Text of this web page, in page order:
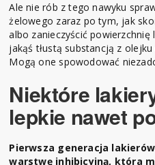
Ale nie rób z tego nawyku
żelowego zaraz po tym, jak
albo zanieczyścić
jakąś tłustą substancją z
Mogą one spowodować
Niektóre
lepkie nawet
Pierwsza generacja
warstwę inhibicyjną, która